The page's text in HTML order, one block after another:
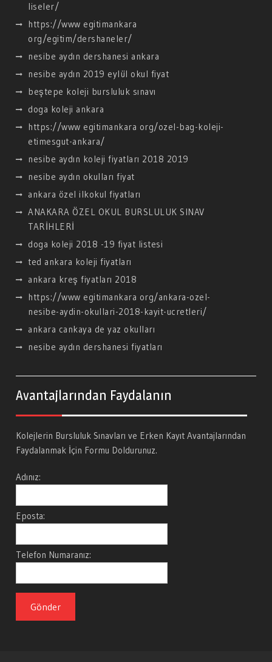
liseler/
https://www egitimankara
org/egitim/dershaneler/
nesibe aydın dershanesi ankara
nesibe aydın 2019 eylül okul fiyat
beştepe koleji bursluluk sınavı
doga koleji ankara
https://www egitimankara org/ozel-bag-koleji-
etimesgut-ankara/
nesibe aydın koleji fiyatları 2018 2019
nesibe aydın okulları fiyat
ankara özel ilkokul fiyatları
ANAKARA ÖZEL OKUL BURSLULUK SINAV
TARİHLERİ
doga koleji 2018 -19 fiyat listesi
ted ankara koleji fiyatları
ankara kreş fiyatları 2018
https://www egitimankara org/ankara-ozel-
nesibe-aydin-okullari-2018-kayit-ucretleri/
ankara cankaya de yaz okulları
nesibe aydın dershanesi fiyatları
Avantajlarından Faydalanın
Kolejlerin Bursluluk Sınavları ve Erken Kayıt Avantajlarından
Faydalanmak İçin Formu Doldurunuz.
Adınız:
Eposta:
Telefon Numaranız: